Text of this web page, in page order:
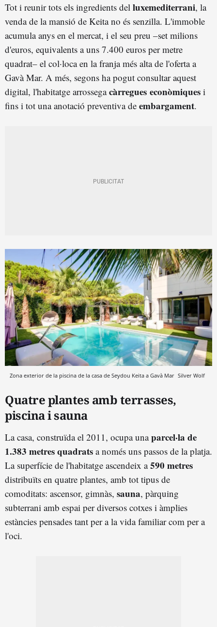
Tot i reunir tots els ingredients del luxemediterrani, la
venda de la mansió de Keita no és senzilla. L'immoble
acumula anys en el mercat, i el seu preu –set milions
d'euros, equivalents a uns 7.400 euros per metre
quadrat– el col·loca en la franja més alta de l'oferta a
Gavà Mar. A més, segons ha pogut consultar aquest
digital, l'habitatge arrossegacàrregues econòmiques i
fins i tot una anotació preventiva de embargament.
Zona exterior de la piscina de la casa de Seydou Keita a Gavà Mar Silver Wolf
Quatre plantes amb terrasses,
piscina i sauna
La casa, construïda el 2011, ocupa unaparcel·la de
1.383 metres quadrats a només uns passos de la platja.
La superfície de l'habitatge ascendeix a590 metres
distribuïts en quatre plantes, amb tot tipus de
comoditats: ascensor, gimnàs, sauna, pàrquing
subterrani amb espai per diversos cotxes i àmplies
estàncies pensades tant per a la vida familiar com per a
l'oci.